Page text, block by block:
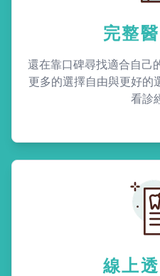
完整
還在靠口碑尋找適合自己
更多的選擇自由與更好的
看診
線上